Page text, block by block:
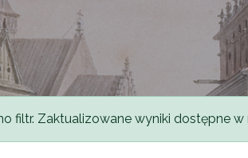
filtr. Zaktualizowane wyniki dostępne w